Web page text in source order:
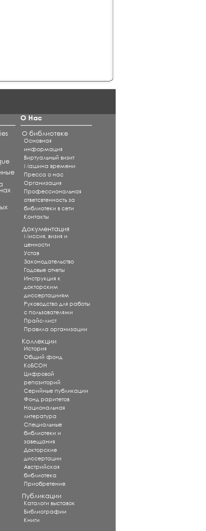
О Нас
О библиотеке
Основная
информация
Виртуальный визит
Машина времени
Пресса о нас
Организация
Профессиональная
ответсвтенность за
библиотеки в сети
Контакты
Документация
Миссия, визия и
ценности
Устав
Законодательство
Годовые отчеты
Инструкция к
докторским
диссертацииям
Руководство для работы
с пользователями
Прайс-лист
Правила организации
Коллекции
История
Общий фонд
КоБСОН
Цифровой
репозиторий
Серийные публикации
Фонд раритетов
Национальная
литература
Специальные
библиотеки и
завещания
Докторские
диссертации
Австрийская
библиотека
Приобретение
Публикации
Каталоги выставок
Библиографии
Книги